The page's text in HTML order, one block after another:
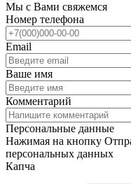
Мы с Вами свяжемся
Номер телефона
Email
Ваше имя
Комментарий
Персональные данные
Нажимая на кнопку
персональных данных
Капча